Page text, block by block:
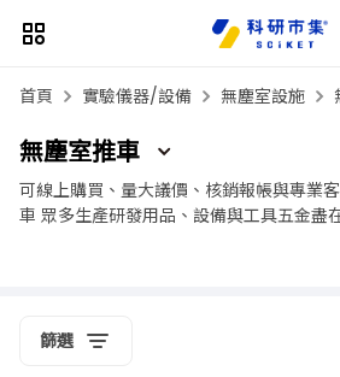
首頁 實驗儀器/設備 無塵室設施
無塵室推車
可線上購買、量大議價、核銷報帳與專業
車 眾多生產研發用品、設備與工具五金盡
篩選